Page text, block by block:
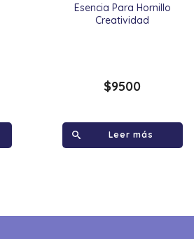
Esencia Para Hornillo
Creatividad
$9500
Leer más